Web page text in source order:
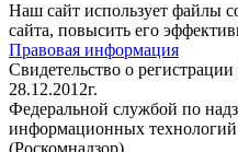
Наш сайт использует файлы
сайта, повысить его
Правовая информация
Свидетельство о
28.12.2012г.
Федеральной службой по
информационных